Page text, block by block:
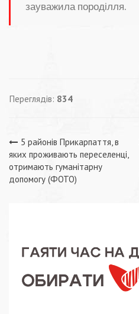
зауважила породілля.
Переглядів: 834
Навігація
записів
5 районів Прикарпаття, в
яких проживають переселенці,
отримають гуманітарну
допомогу (ФОТО)